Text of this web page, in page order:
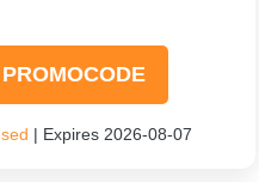
PROMOCODE
| Expires 2026-08-07